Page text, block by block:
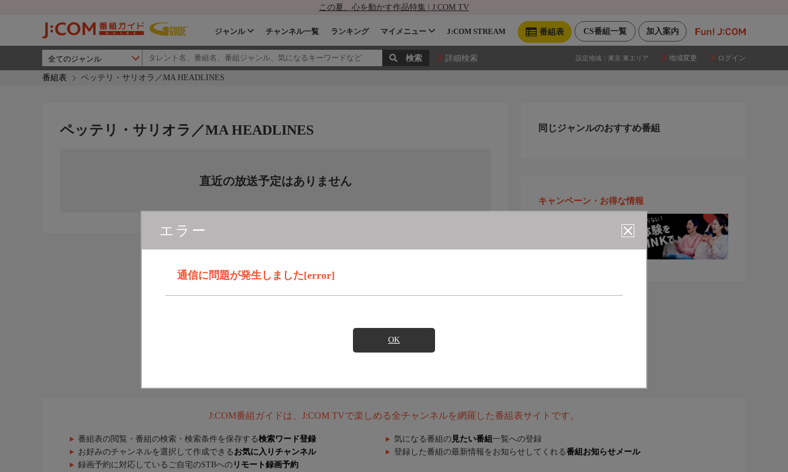
この夏、心を動かす作品特集 | J:COM TV
加入案内
CS番組一覧
番組表
ジャンル チャンネル一覧 ランキング マイメニュー J:COM STREAM
詳細検索 設定地域： 東京 東エリア 地域変更 ログイン
番組表 ペッテリ・サリオラ／MA HEADLINES
エラー
通信に問題が発生しました[error]
OK
ペッテリ・サリオラ／MA HEADLINES
直近の放送予定はありません
同じジャンルのおすすめ番組
キャンペーン・お得な情報
J:COM番組ガイドは、J:COM TVで楽しめる全チャンネルを網羅した番組表サイトです。
番組表の閲覧・番組の検索・検索条件を保存する検索ワード登録 気になる番組の 見たい番組 一覧への登録
お好みのチャンネルを選択して作成できる お気に入りチャンネル 登録した番組の最新情報をお知らせしてくれる番組お知らせメール
録画予約に対応しているご自宅のSTBへの リモート録画予約